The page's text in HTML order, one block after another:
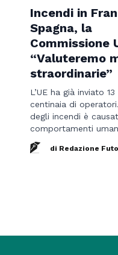
Incendi in
Spagna, la
Commissione
“Valuteremo
straordinarie”
L’UE ha già inviato
centinaia di
degli incendi è
comportamenti
di Redazione